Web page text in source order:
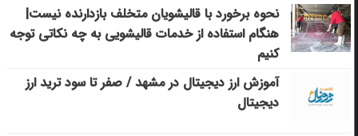
نحوه برخورد با قالیشویان متخلف بازدارنده نیست|
هنگام استفاده از خدمات قالیشویی به چه نکاتی توجه
کنیم
آموزش ارز دیجیتال در مشهد / صفر تا سود ترید ارز
دیجیتال